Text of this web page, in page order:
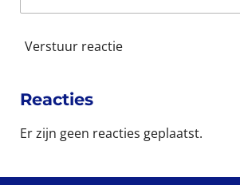
3
s
e
r
Verstuur reactie
Reacties
Er zijn geen reacties geplaatst.